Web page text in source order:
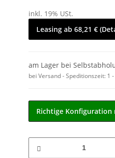
inkl. 19% USt.
Leasing ab 68,21 €
am Lager bei
bei Versand - Speditionszeit: 1
Richtige Konfiguration